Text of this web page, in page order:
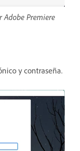
Adobe Premiere
y contraseña.